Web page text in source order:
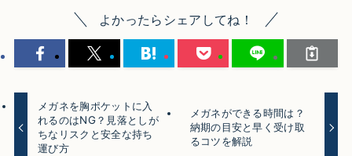
よかったらシェアしてね！
メガネを胸ポケットに入
れるのはNG？見落としが
ちなリスクと安全な持ち
運び方
メガネができる時間は？
納期の目安と早く受け取
るコツを解説